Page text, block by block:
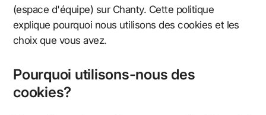
(espace d'équipe) sur Chanty. Cette politique
explique pourquoi nous utilisons des cookies et les
choix que vous avez.
Pourquoi utilisons-nous des
cookies?